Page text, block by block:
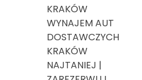
KRAKÓW
WYNAJEM AUT
DOSTAWCZYCH
KRAKÓW
NAJTANIEJ |